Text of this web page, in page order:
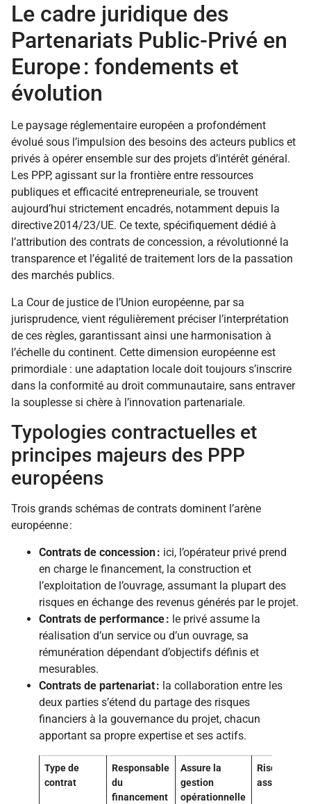
Le cadre juridique des
Partenariats Public-Privé en
Europe : fondements et
évolution
Le paysage réglementaire européen a profondément
évolué sous l’impulsion des besoins des acteurs publics et
privés à opérer ensemble sur des projets d’intérêt général.
Les PPP, agissant sur la frontière entre ressources
publiques et efficacité entrepreneuriale, se trouvent
aujourd’hui strictement encadrés, notamment depuis la
directive 2014/23/UE. Ce texte, spécifiquement dédié à
l’attribution des contrats de concession, a révolutionné la
transparence et l’égalité de traitement lors de la passation
des marchés publics.
La Cour de justice de l’Union européenne, par sa
jurisprudence, vient régulièrement préciser l’interprétation
de ces règles, garantissant ainsi une harmonisation à
l’échelle du continent. Cette dimension européenne est
primordiale : une adaptation locale doit toujours s’inscrire
dans la conformité au droit communautaire, sans entraver
la souplesse si chère à l’innovation partenariale.
Typologies contractuelles et
principes majeurs des PPP
européens
Trois grands schémas de contrats dominent l’arène
européenne :
Contrats de concession : ici, l’opérateur privé prend
en charge le financement, la construction et
l’exploitation de l’ouvrage, assumant la plupart des
risques en échange des revenus générés par le projet.
Contrats de performance : le privé assume la
réalisation d’un service ou d’un ouvrage, sa
rémunération dépendant d’objectifs définis et
mesurables.
Contrats de partenariat : la collaboration entre les
deux parties s’étend du partage des risques
financiers à la gouvernance du projet, chacun
apportant sa propre expertise et ses actifs.
Type de
contrat
Responsable
du
financement
Assure la
gestion
opérationnelle
Risque
assumé